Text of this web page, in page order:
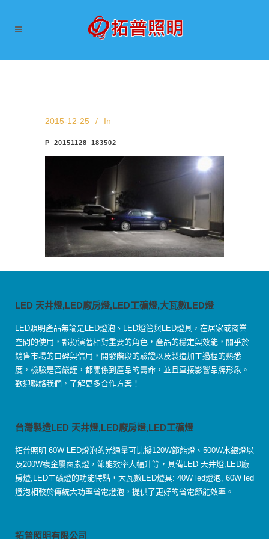
2015-12-25 In
P_20151128_183502
LED 天井燈,LED廠房燈,LED工礦燈,大瓦數LED燈
LED照明產品無論是LED燈泡、LED燈管與LED燈具，在居家或商業
空間的使用，都扮演著相對重要的角色，產品的穩定與效能，關乎於
銷售市場的口碑與信用，開發階段的驗證以及製造加工過程的熟悉
度，檢驗是否嚴謹，都關係到產品的壽命，並且直接影響品牌形象。
歡迎聯絡我們，了解更多合作方案！
台灣製造LED 天井燈,LED廠房燈,LED工礦燈
拓普照明 60W LED燈泡的光通量可比擬120W節能燈、500W水銀燈以
及200W複金屬鹵素燈，節能效率大幅升等，具備LED 天井燈,LED廠
房燈,LED工礦燈的功能特點，大瓦數LED燈具: 40W led燈泡, 60W led
燈泡相較於傳統大功率省電燈泡，提供了更好的省電節能效率。
拓普照明有限公司